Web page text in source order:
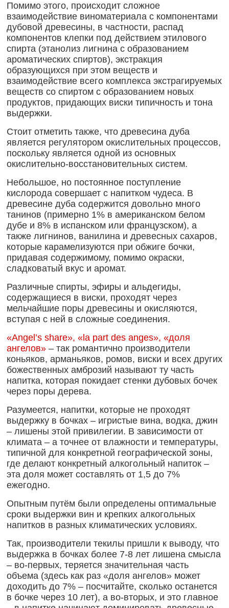
Помимо этого, происходит сложное
взаимодействие виноматериала с компонентами
дубовой древесины, в частности, распад
компонентов клепки под действием этилового
спирта (этанолиз лигнина с образованием
ароматических спиртов), экстракция
образующихся при этом веществ и
взаимодействие всего комплекса экстрагируемых
веществ со спиртом с образованием новых
продуктов, придающих виски типичность и тона
выдержки.
Стоит отметить также, что древесина дуба
является регулятором окислительных процессов,
поскольку является одной из основных
окислительно-восстановительных систем.
Небольшое, но постоянное поступление
кислорода совершает с напитком чудеса. В
древесине дуба содержится довольно много
танинов (примерно 1% в американском белом
дубе и 8% в испанском или французском), а
также лигнинов, ванилина и древесных сахаров,
которые карамелизуются при обжиге бочки,
придавая содержимому, помимо окраски,
сладковатый вкус и аромат.
Различные спирты, эфиры и альдегиды,
содержащиеся в виски, проходят через
мельчайшие поры древесины и окисляются,
вступая с ней в сложные соединения.
«Angel’s share», «la part des anges», «доля
ангелов» – так романтично производители
коньяков, арманьяков, ромов, виски и всех других
божественных амброзий называют ту часть
напитка, которая покидает стенки дубовых бочек
через поры дерева.
Разумеется, напитки, которые не проходят
выдержку в бочках – игристые вина, водка, джин
– лишены этой привилегии. В зависимости от
климата – а точнее от влажности и температуры,
типичной для конкретной географической зоны,
где делают конкретный алкогольный напиток –
эта доля может составлять от 1,5 до 7%
ежегодно.
Опытным путём были определены оптимальные
сроки выдержки вин и крепких алкогольных
напитков в разных климатических условиях.
Так, производители текилы пришли к выводу, что
выдержка в бочках более 7-8 лет лишена смысла
– во-первых, теряется значительная часть
объема (здесь как раз «доля ангелов» может
доходить до 7% – посчитайте, сколько останется
в бочке через 10 лет), а во-вторых, и это главное